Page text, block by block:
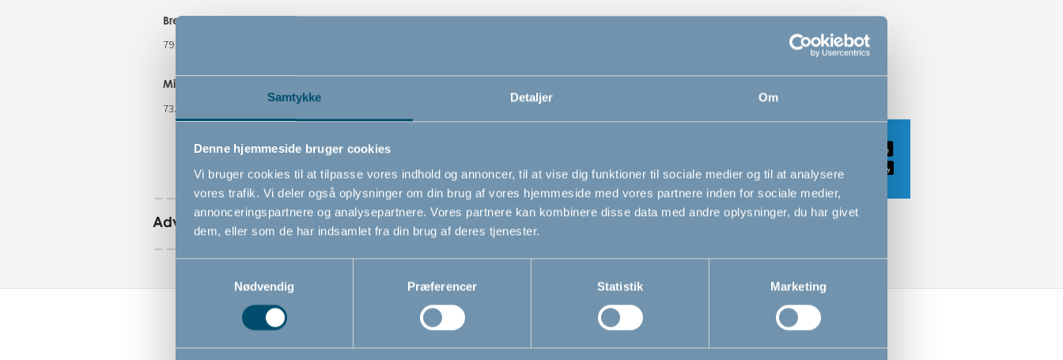
Samtykke Detaljer Om
Denne hjemmeside bruger cookies
Vi bruger cookies til at tilpasse vores indhold og annoncer, til at vise dig funktioner til sociale medier og til at analysere
vores trafik. Vi deler også oplysninger om din brug af vores hjemmeside med vores partnere inden for sociale medier,
annonceringspartnere og analysepartnere. Vores partnere kan kombinere disse data med andre oplysninger, du har givet
dem, eller som de har indsamlet fra din brug af deres tjenester.
Nødvendig
Præferencer Statistik Marketing
Bredde
79.6 cm
Dybde
Mindste åbningsmål
73.5 cm
åbningsmål
79.6 cm
Farve
EN 1930 : 2011
Advarsler
Relaterede produkter